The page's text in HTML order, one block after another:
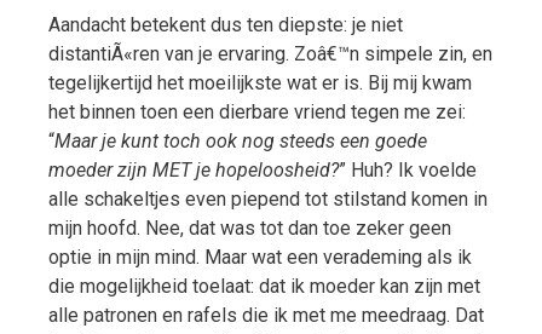
Aandacht betekent dus ten diepste: je niet
distantiÃ«ren van je ervaring. Zoâ€™n simpele zin, en
tegelijkertijd het moeilijkste wat er is. Bij mij kwam
het binnen toen een dierbare vriend tegen me zei:
“Maar je kunt toch ook nog steeds een goede
moeder zijn MET je hopeloosheid?” Huh? Ik voelde
alle schakeltjes even piepend tot stilstand komen in
mijn hoofd. Nee, dat was tot dan toe zeker geen
optie in mijn mind. Maar wat een verademing als ik
die mogelijkheid toelaat: dat ik moeder kan zijn met
alle patronen en rafels die ik met me meedraag. Dat